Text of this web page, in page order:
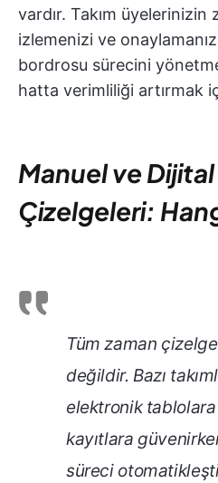
vardır. Takım
izlemenizi ve
bordrosu sürecini
hatta verimliliği artırmak
Manuel ve
Çizelgeleri:
Tüm zaman
değildir. Bazı
elektronik
kayıtlara
süreci